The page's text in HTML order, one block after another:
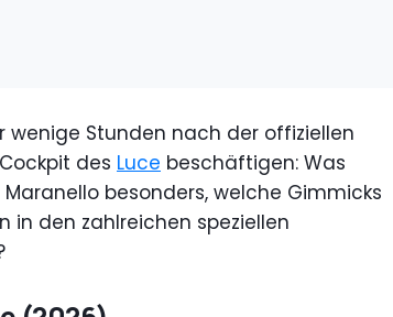
wenige Stunden nach der offiziellen
des Luce beschäftigen: Was
besonders, welche Gimmicks
in den zahlreichen speziellen